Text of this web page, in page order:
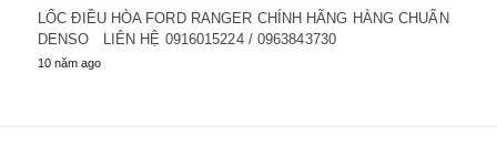
LỐC ĐIỀU HÒA FORD RANGER CHÍNH HÃNG HÀNG CHUẨN
DENSO LIÊN HỆ 0916015224 / 0963843730
10 năm ago